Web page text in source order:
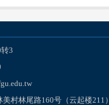
3
村林尾路160号（云起楼211）